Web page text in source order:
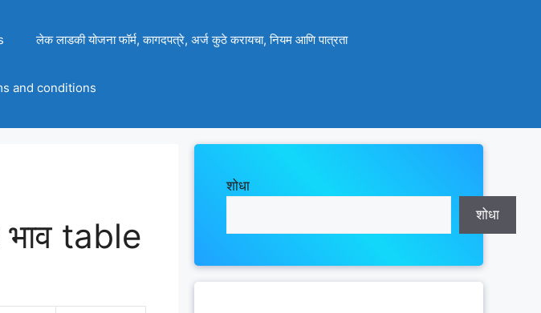
लेक लाडकी योजना फॉर्म, कागदपत्रे, अर्ज कुठे करायचा, नियम आणि पात्रता
and conditions
भाव table
शोधा
शोधा